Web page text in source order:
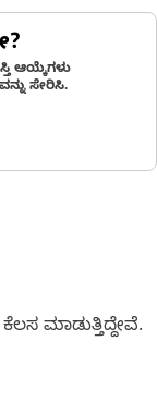
ಆಯ್ಕೆಗಳು
ಸೇರಿಸಿ.
ಮಾಡುತ್ತಿದ್ದೇವೆ.